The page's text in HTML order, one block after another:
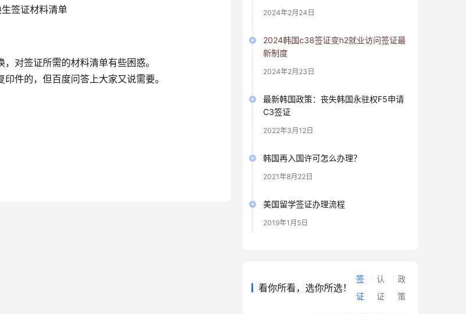
签证材料清单
对签证所需的材料清单有些困惑。
件的，但百度问答上大家又说需要。
2024年2月24日
2024韩国c38签证变h2就业访问签证最
新制度
2024年2月23日
最新韩国政策：丧失韩国永驻权F5申请
C3签证
2022年3月12日
韩国再入国许可怎么办理？
2021年8月22日
美国留学签证办理流程
2019年1月5日
看你所看，选你所选！
签
证
认
证
政
策